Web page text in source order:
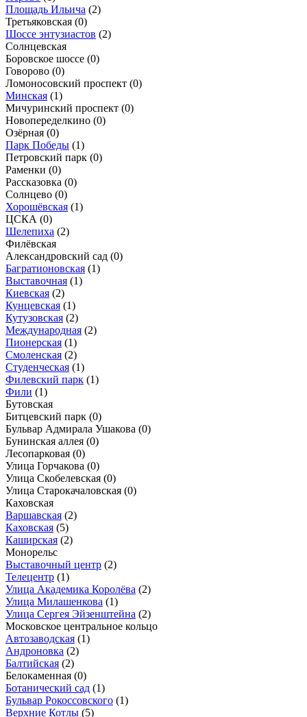
Площадь Ильича (2)
Третьяковская (0)
Шоссе энтузиастов (2)
Солнцевская
Боровское шоссе (0)
Говорово (0)
Ломоносовский проспект (0)
Минская (1)
Мичуринский проспект (0)
Новопеределкино (0)
Озёрная (0)
Парк Победы (1)
Петровский парк (0)
Раменки (0)
Рассказовка (0)
Солнцево (0)
Хорошёвская (1)
ЦСКА (0)
Шелепиха (2)
Филёвская
Александровский сад (0)
Багратионовская (1)
Выставочная (1)
Киевская (2)
Кунцевская (1)
Кутузовская (2)
Международная (2)
Пионерская (1)
Смоленская (2)
Студенческая (1)
Филевский парк (1)
Фили (1)
Бутовская
Битцевский парк (0)
Бульвар Адмирала Ушакова (0)
Бунинская аллея (0)
Лесопарковая (0)
Улица Горчакова (0)
Улица Скобелевская (0)
Улица Старокачаловская (0)
Каховская
Варшавская (2)
Каховская (5)
Каширская (2)
Монорельс
Выставочный центр (2)
Телецентр (1)
Улица Академика Королёва (2)
Улица Милашенкова (1)
Улица Сергея Эйзенштейна (2)
Московское центральное кольцо
Автозаводская (1)
Андроновка (2)
Балтийская (2)
Белокаменная (0)
Ботанический сад (1)
Бульвар Рокоссовского (1)
Верхние Котлы (5)